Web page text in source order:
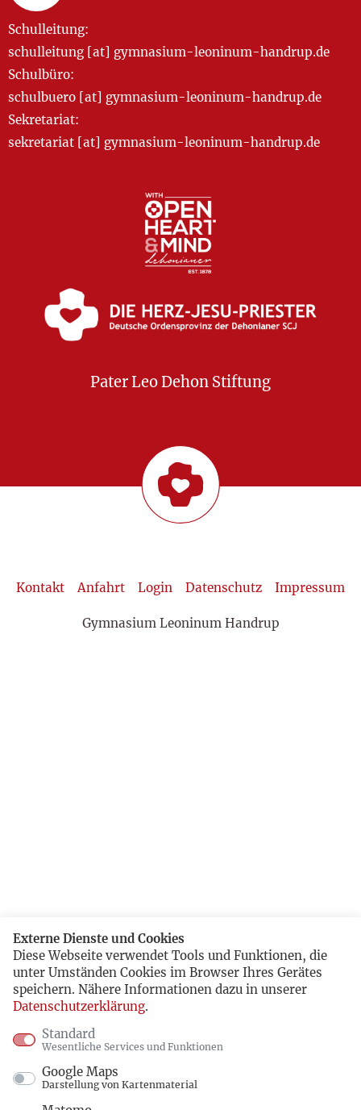
Schulleitung:
schulleitung [at] gymnasium-leoninum-handrup.de
Schulbüro:
schulbuero [at] gymnasium-leoninum-handrup.de
Sekretariat:
sekretariat [at] gymnasium-leoninum-handrup.de
Pater Leo Dehon Stiftung
Kontakt Anfahrt Login Datenschutz Impressum
Gymnasium Leoninum Handrup
Externe Dienste und Cookies
Diese Webseite verwendet Tools und Funktionen, die
unter Umständen Cookies im Browser Ihres Gerätes
speichern. Nähere Informationen dazu in unserer
Datenschutzerklärung.
Standard
Wesentliche Services und Funktionen
Google Maps
Darstellung von Kartenmaterial